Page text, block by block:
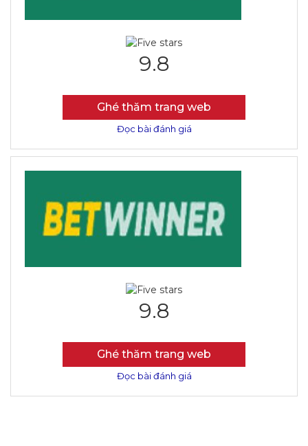
9.8
Ghé thăm trang web
Đọc bài đánh giá
9.8
Ghé thăm trang web
Đọc bài đánh giá